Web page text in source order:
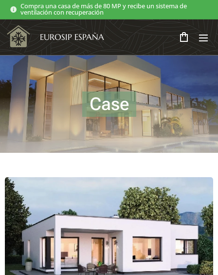
Compra una casa de más de 80 MP y recibe un sistema de
ventilación con recuperación
EUROSIP ESPAÑA
Case